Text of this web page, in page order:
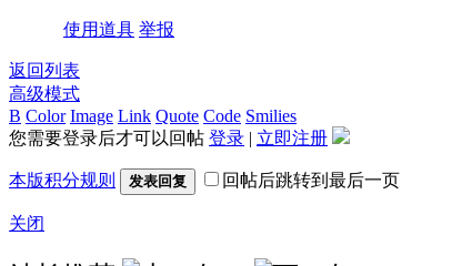
使用道具 举报
返回列表
高级模式
B Color Image Link Quote Code Smilies
您需要登录后才可以回帖 登录 | 立即注册
本版积分规则 发表回复 回帖后跳转到最后一页
关闭